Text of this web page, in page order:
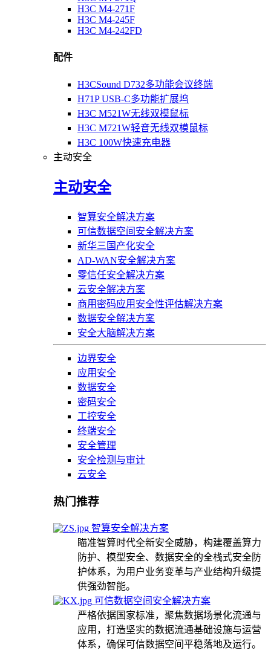
H3C M4-271F
H3C M4-245F
H3C M4-242FD
配件
H3CSound D732多功能会议终端
H71P USB-C多功能扩展坞
H3C M521W无线双模鼠标
H3C M721W轻音无线双模鼠标
H3C 100W快速充电器
主动安全
主动安全
智算安全解决方案
可信数据空间安全解决方案
新华三国产化安全
AD-WAN安全解决方案
零信任安全解决方案
云安全解决方案
商用密码应用安全性评估解决方案
数据安全解决方案
安全大脑解决方案
边界安全
应用安全
数据安全
密码安全
工控安全
终端安全
安全管理
安全检测与审计
云安全
热门推荐
智算安全解决方案
瞄准智算时代全新安全威胁，构建覆盖算力
防护、模型安全、数据安全的全栈式安全防
护体系，为用户业务变革与产业结构升级提
供强劲智能。
可信数据空间安全解决方案
严格依据国家标准，聚焦数据场景化流通与
应用，打造坚实的数据流通基础设施与运营
体系，确保可信数据空间平稳落地及运行。